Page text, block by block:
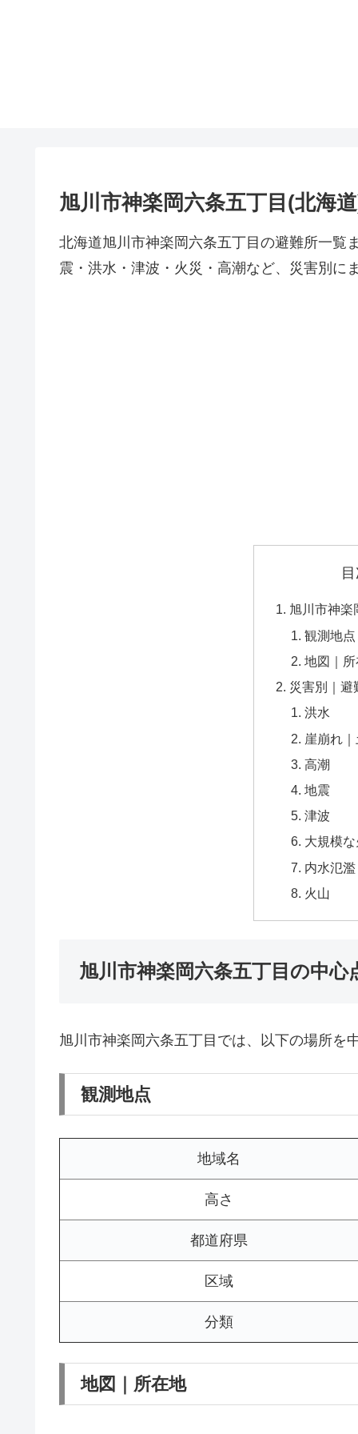
旭川市神楽岡六条五丁目(北海
北海道旭川市神楽岡六条五丁目の避難所一覧
震・洪水・津波・火災・高潮など、災害別に
旭川市神楽
観測地点
地図｜
災害別｜避
洪水
崖崩れ
高潮
地震
津波
大規模
内水氾濫
火山
旭川市神楽岡六条五丁目の中心
旭川市神楽岡六条五丁目では、以下の場所を
観測地点
地域名
高さ
都道府県
区域
分類
地図｜所在地